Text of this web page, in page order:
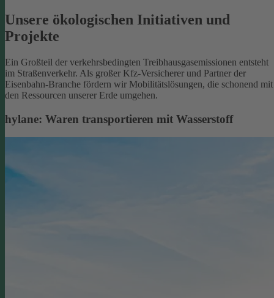
Unsere ökologischen Initiativen und
Projekte
Ein Großteil der verkehrsbedingten Treibhausgasemissionen entsteht
im Straßenverkehr. Als großer Kfz-Versicherer und Partner der
Eisenbahn-Branche fördern wir Mobilitätslösungen, die schonend mit
den Ressourcen unserer Erde umgehen.
hylane: Waren transportieren mit Wasserstoff